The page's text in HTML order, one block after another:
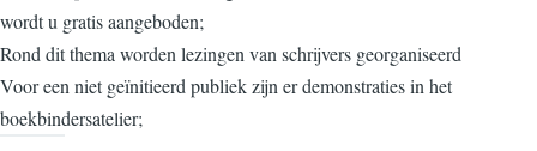
wordt u gratis aangeboden;
Rond dit thema worden lezingen van schrijvers georganiseerd
Voor een niet geïnitieerd publiek zijn er demonstraties in het
boekbindersatelier;